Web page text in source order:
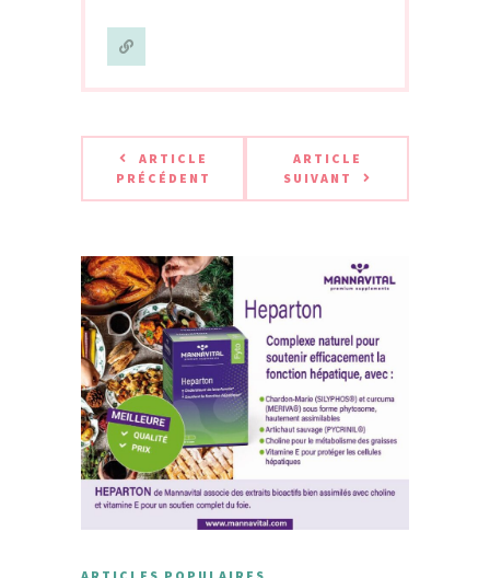
ARTICLE
PRÉCÉDENT
ARTICLE
SUIVANT